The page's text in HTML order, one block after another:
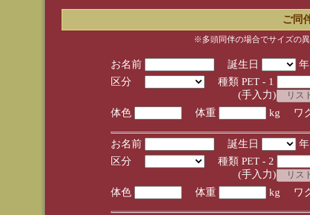
ご同
※多頭同伴の場合でサイズの
お名前 誕生日
区分
種類 PET - 1
(手入力)
体色
体重 kg ワ
お名前 誕生日
区分
種類 PET - 2
(手入力)
体色
体重 kg ワ